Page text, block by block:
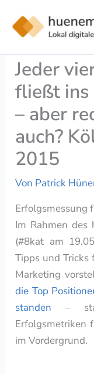
Inhalt
springen
Jeder
fließt ins
– aber
auch?
2015
Von Patrick
Erfolgsmessung
Im Rahmen des
(#8kat am
Tipps und
Marketing
die Top
standen –
Erfolgsmetriken
im Vordergrund.